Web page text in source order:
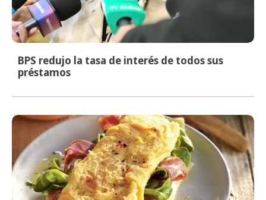
BPS redujo la tasa de interés de todos sus
préstamos